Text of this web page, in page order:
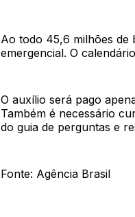
Ao todo 45,6 milhões de
emergencial. O
O auxílio será pago
Também é necessário
do guia de perguntas e
Fonte: Agência Brasil